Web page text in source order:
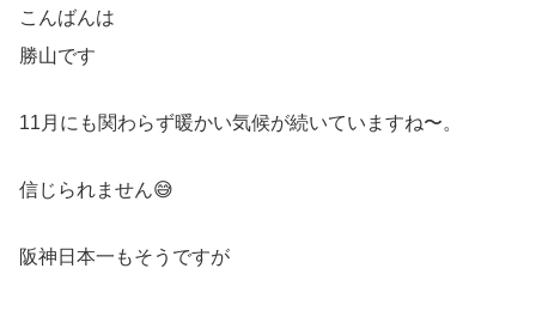
こんばんは
勝山です
11月にも関わらず暖かい気候が続いていますね〜。
信じられません😅
阪神日本一もそうですが